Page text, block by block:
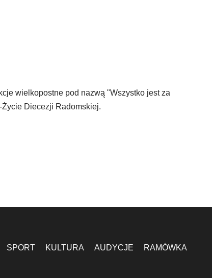
wielkopostne pod nazwą "Wszystko jest za
Diecezji Radomskiej.
SPORT KULTURA AUDYCJE RAMÓWKA